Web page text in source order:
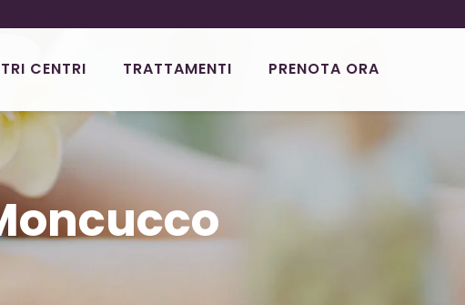
CENTRI TRATTAMENTI PRENOTA ORA